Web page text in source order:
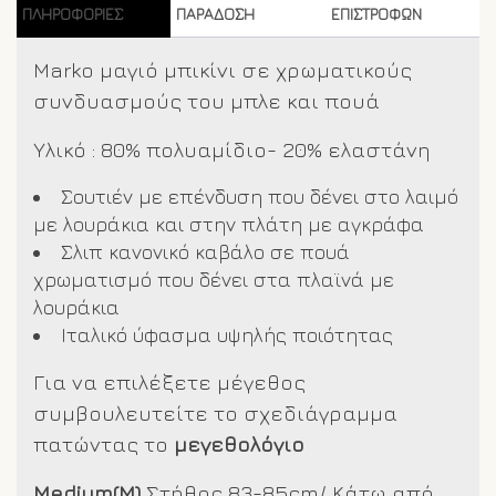
ΠΛΗΡΟΦΟΡΊΕΣ
ΠΑΡΑΔΟΣΗ
ΕΠΙΣΤΡΟΦΩΝ
Marko μαγιό μπικίνι σε χρωματικούς
συνδυασμούς του μπλε και πουά
Υλικό : 80% πολυαμίδιο- 20% ελαστάνη
Σουτιέν με επένδυση που δένει στο λαιμό
με λουράκια και στην πλάτη με αγκράφα
Σλιπ κανονικό καβάλο σε πουά
χρωματισμό που δένει στα πλαϊνά με
λουράκια
Ιταλικό ύφασμα υψηλής ποιότητας
Για να επιλέξετε μέγεθος
συμβουλευτείτε το σχεδιάγραμμα
πατώντας το μεγεθολόγιο